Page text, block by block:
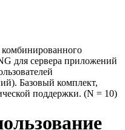
для сервера приложений
Базовый комплект,
поддержки. (N = 10)